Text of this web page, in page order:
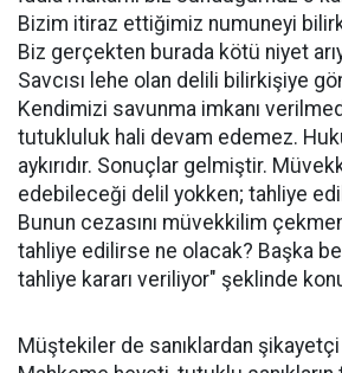
Bizim itiraz ettiğimiz numuneyi
Biz gerçekten burada kötü niyet
Savcısı lehe olan delili bilirkişiye
Kendimizi savunma imkanı
tutukluluk hali devam edemez.
aykırıdır. Sonuçlar gelmiştir.
edebileceği delil yokken; tahliye
Bunun cezasını müvekkilim
tahliye edilirse ne olacak? Başka
tahliye kararı veriliyor" şeklinde
Müştekiler de sanıklardan